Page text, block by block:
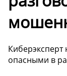
Киберэксперт
опасными в